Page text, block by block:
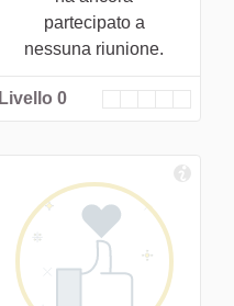
partecipato a
nessuna riunione.
Livello 0